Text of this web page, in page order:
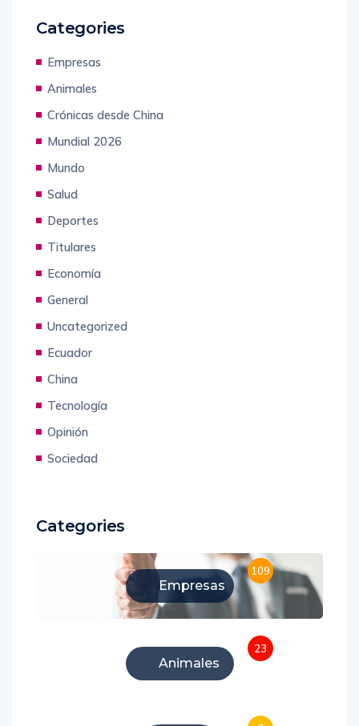
Categories
Empresas
Animales
Crónicas desde China
Mundial 2026
Mundo
Salud
Deportes
Titulares
Economía
General
Uncategorized
Ecuador
China
Tecnología
Opinión
Sociedad
Categories
Empresas
109
Animales
23